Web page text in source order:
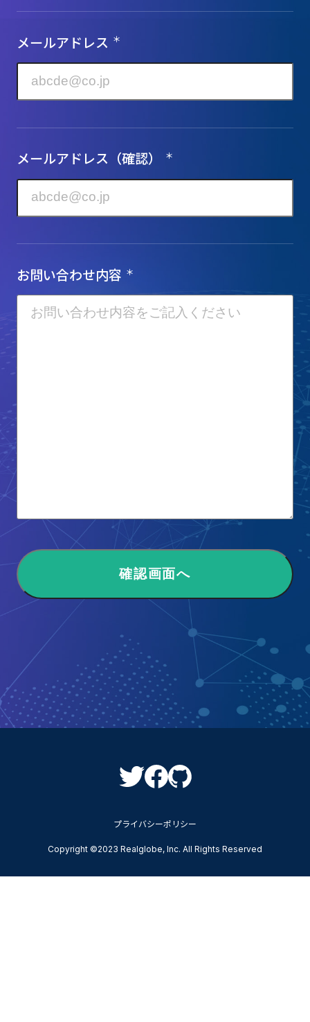
メールアドレス ＊
メールアドレス（確認） ＊
お問い合わせ内容 ＊
Copyright ©2023 Realglobe, Inc. All Rights Reserved
プライバシーポリシー